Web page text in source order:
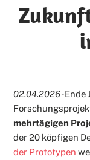
02.04.2026 -Ende
mehrtägigen
der 20 köpfigen
der Prototypen